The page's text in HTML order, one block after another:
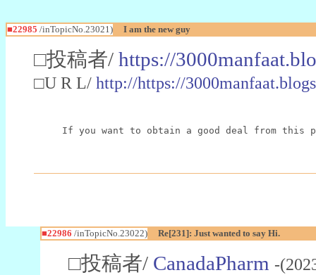
■22985 /inTopicNo.23021) I am the new guy
□投稿者/ https://
□U R L/ http://https://
If you want to obtain a good deal from this
■22986 /inTopicNo.23022) Re[231]: Just wanted to say Hi.
□投稿者/ CanadaPharm -